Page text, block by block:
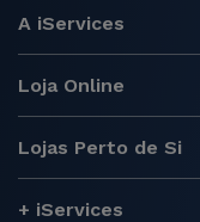
A iServices
Loja Online
Lojas Perto de Si
+ iServices